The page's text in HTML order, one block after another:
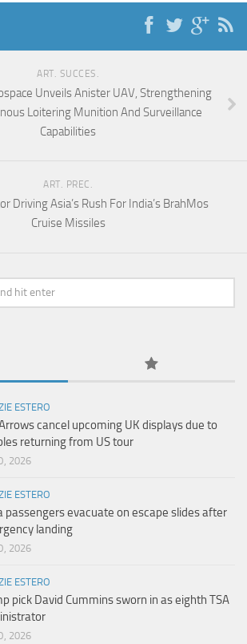
ART. SUCCES.
Unveils Anister UAV, Strengthening
Loitering Munition And Surveillance
Capabilities
ART. PREC.
Driving Asia’s Rush For India’s BrahMos
Cruise Missiles
ESTERO
cancel upcoming UK displays due to
returning from US tour
2026
ESTERO
passengers evacuate on escape slides after
landing
2026
ESTERO
pick David Cummins sworn in as eighth TSA
2026